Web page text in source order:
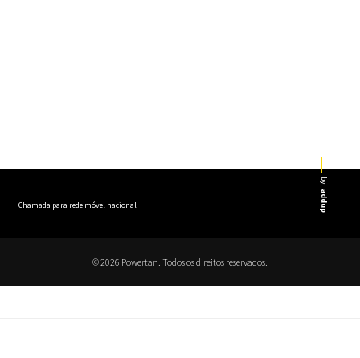
Chamada para rede móvel nacional
by
addup
© 2026 Powertan. Todos os direitos reservados.